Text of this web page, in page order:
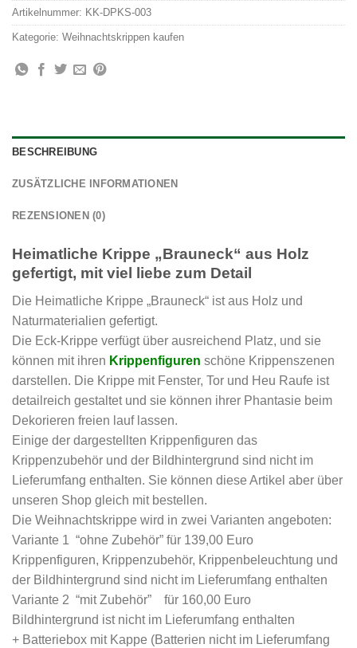
Artikelnummer: KK-DPKS-003
Kategorie: Weihnachtskrippen kaufen
BESCHREIBUNG
ZUSÄTZLICHE INFORMATIONEN
REZENSIONEN (0)
Heimatliche Krippe „Brauneck“ aus Holz
gefertigt, mit viel liebe zum Detail
Die Heimatliche Krippe „Brauneck“ ist aus Holz und
Naturmaterialien gefertigt.
Die Eck-Krippe verfügt über ausreichend Platz, und sie
können mit ihren Krippenfiguren schöne Krippenszenen
darstellen. Die Krippe mit Fenster, Tor und Heu Raufe ist
detailreich gestaltet und sie können ihrer Phantasie beim
Dekorieren freien lauf lassen.
Einige der dargestellten Krippenfiguren das
Krippenzubehör und der Bildhintergrund sind nicht im
Lieferumfang enthalten. Sie können diese Artikel aber über
unseren Shop gleich mit bestellen.
Die Weihnachtskrippe wird in zwei Varianten angeboten:
Variante 1 “ohne Zubehör” für 139,00 Euro
Krippenfiguren, Krippenzubehör, Krippenbeleuchtung und
der Bildhintergrund sind nicht im Lieferumfang enthalten
Variante 2 “mit Zubehör” für 160,00 Euro
Bildhintergrund ist nicht im Lieferumfang enthalten
+ Batteriebox mit Kappe (Batterien nicht im Lieferumfang